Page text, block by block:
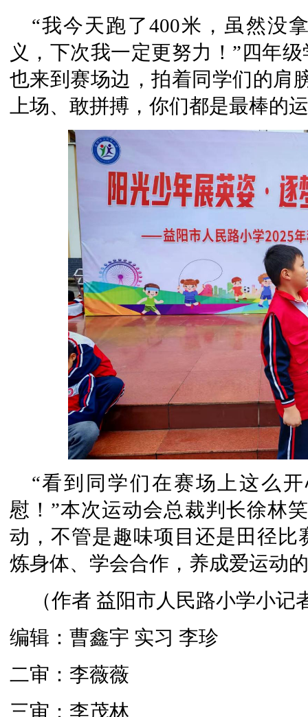
“我今天跑了400米，虽然没
义，下次我一定更努力！”四年
也来到赛场边，拍着同学们的肩
上场、敢拼搏，你们都是最棒的
“看到同学们在赛场上这么
慰！”本次运动会总裁判长徐林
动，不管是趣味项目还是田径
炼身体、学会合作，养成爱运动
（作者 益阳市人民路小学小
编辑：曹鑫宇 实习 李珍
二审：李薇薇
三审：李茂林